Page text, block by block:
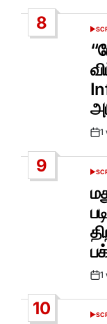
8
Post
1
9
Post
1
10